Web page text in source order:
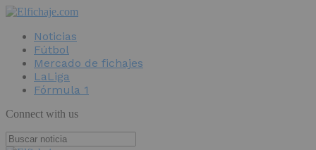
Noticias
Fútbol
Mercado de fichajes
LaLiga
Fórmula 1
Connect with us